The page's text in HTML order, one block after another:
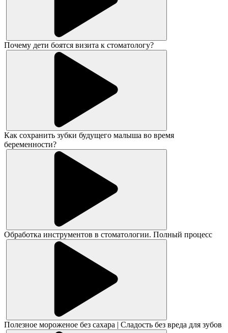
Почему дети боятся визита к стоматологу?
Как сохранить зубки будущего малыша во время
беременности?
Обработка инструментов в стоматологии. Полный процесс
Полезное мороженое без сахара | Сладость без вреда для зубов